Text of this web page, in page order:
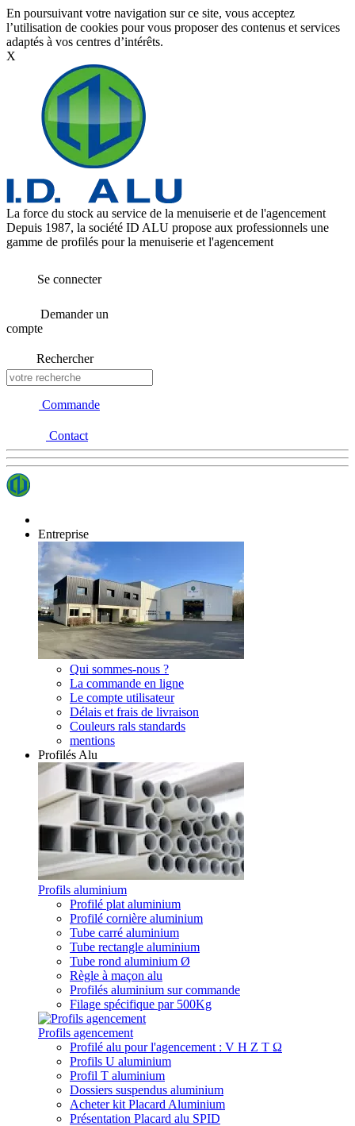
En poursuivant votre navigation sur ce site, vous acceptez
l’utilisation de cookies pour vous proposer des contenus et services
adaptés à vos centres d’intérêts.
X
La force du stock au service de la menuiserie et de l'agencement
Depuis 1987, la société ID ALU propose aux professionnels une
gamme de profilés pour la menuiserie et l'agencement
Se connecter
Demander un
compte
Rechercher
Commande
Contact
Entreprise
Qui sommes-nous ?
La commande en ligne
Le compte utilisateur
Délais et frais de livraison
Couleurs rals standards
mentions
Profilés Alu
Profils aluminium
Profilé plat aluminium
Profilé cornière aluminium
Tube carré aluminium
Tube rectangle aluminium
Tube rond aluminium Ø
Règle à maçon alu
Profilés aluminium sur commande
Filage spécifique par 500Kg
Profils agencement
Profilé alu pour l'agencement : V H Z T Ω
Profils U aluminium
Profil T aluminium
Dossiers suspendus aluminium
Acheter kit Placard Aluminium
Présentation Placard alu SPID